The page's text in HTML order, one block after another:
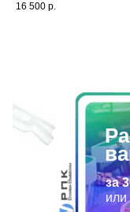
внутри помещения, на
16 500 р.
за
или